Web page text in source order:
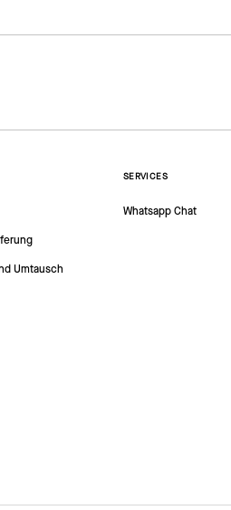
Umtausch
SERVICES
Whatsapp Chat